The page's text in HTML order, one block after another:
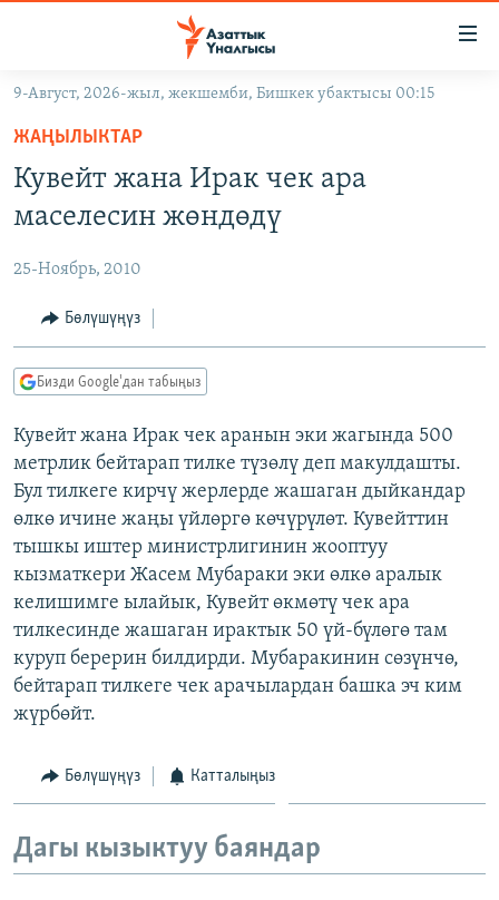
Навигацияга
өтүңүз
Издөөгө
салыңыз
ЭКОНОМИКА
МАДАНИЯТ
ДҮЙНӨ
БОРБОР АЗИЯ
АТАЙЫН ИЛИКТӨӨ
ТВ ПРОГРАММАЛАР
ЭКСПЕРТТЕР ТАЛДАЙТ
БИЗ ЖАНА ДҮЙНӨ
ДАНИСТЕ
ЭЖЕ-СИҢДИЛЕР
ЫҢГАЙСЫЗ СУРООЛОР
ӨЗГӨЧӨ ПИКИР
Русский
ОНЛАЙН ШЕРИНЕ
ЭЕ/АРнун бардык сайттары
9-Август, 2026-жыл, жекшемби, Бишкек убактысы 00:15
ЖАҢЫЛЫКТАР
Кувейт жана Ирак чек ара
маселесин жөндөдү
25-Ноябрь, 2010
Бөлүшүңүз
Бизди Google'дан табыңыз
Кувейт жана Ирак чек аранын эки жагында 500
метрлик бейтарап тилке түзөлү деп макулдашты.
Бул тилкеге кирчү жерлерде жашаган дыйкандар
өлкө ичине жаңы үйлөргө көчүрүлөт. Кувейттин
тышкы иштер министрлигинин жооптуу
кызматкери Жасем Мубараки эки өлкө аралык
келишимге ылайык, Кувейт өкмөтү чек ара
тилкесинде жашаган ирактык 50 үй-бүлөгө там
куруп берерин билдирди. Мубаракинин сөзүнчө,
бейтарап тилкеге чек арачылардан башка эч ким
жүрбөйт.
Бөлүшүңүз Катталыңыз
Дагы кызыктуу баяндар